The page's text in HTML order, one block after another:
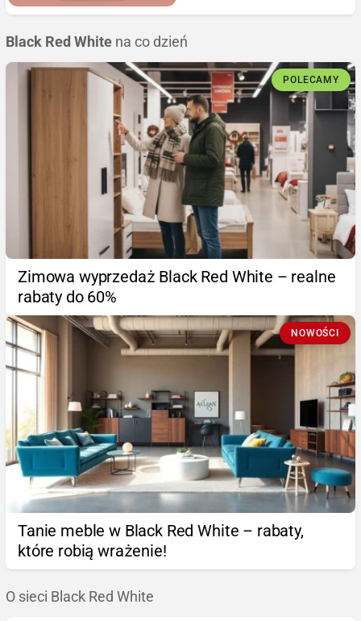
Black Red White na co dzień
POLECAMY
Zimowa wyprzedaż Black Red White – realne
rabaty do 60%
NOWOŚCI
Tanie meble w Black Red White – rabaty,
które robią wrażenie!
O sieci Black Red White